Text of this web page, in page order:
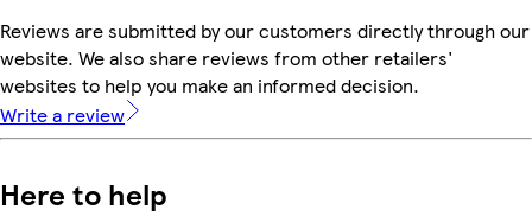
Reviews are submitted by our customers directly through our
website. We also share reviews from other retailers'
websites to help you make an informed decision.
Write a review
Here to help